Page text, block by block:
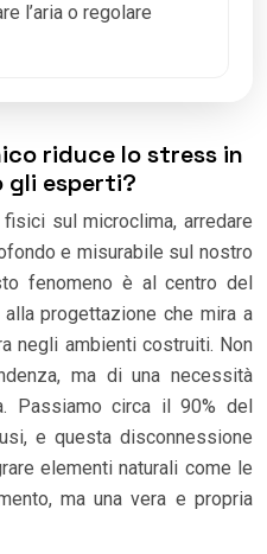
l’aria o regolare
riduce lo stress in
gli esperti?
sul microclima, arredare
e misurabile sul nostro
fenomeno è al centro del
progettazione che mira a
negli ambienti costruiti. Non
ma di una necessità
Passiamo circa il 90% del
e questa disconnessione
elementi naturali come le
ma una vera e propria